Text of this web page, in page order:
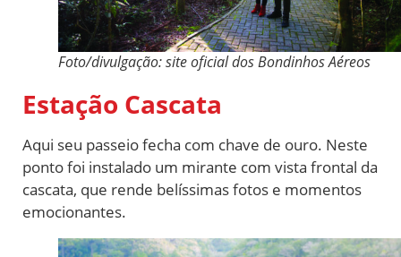
Foto/divulgação: site oficial dos Bondinhos Aéreos
Estação Cascata
Aqui seu passeio fecha com chave de ouro. Neste
ponto foi instalado um mirante com vista frontal da
cascata, que rende belíssimas fotos e momentos
emocionantes.